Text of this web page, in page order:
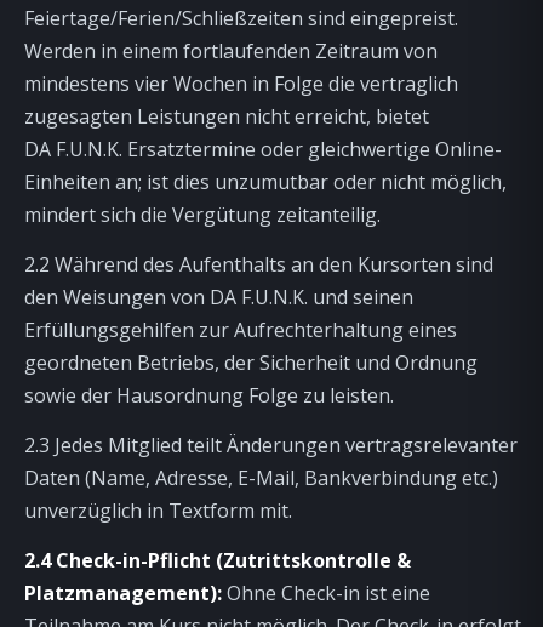
Feiertage/Ferien/Schließzeiten sind eingepreist.
Werden in einem fortlaufenden Zeitraum von
mindestens vier Wochen in Folge die vertraglich
zugesagten Leistungen nicht erreicht, bietet
DA F.U.N.K. Ersatztermine oder gleichwertige Online-
Einheiten an; ist dies unzumutbar oder nicht möglich,
mindert sich die Vergütung zeitanteilig.
2.2 Während des Aufenthalts an den Kursorten sind
den Weisungen von DA F.U.N.K. und seinen
Erfüllungsgehilfen zur Aufrechterhaltung eines
geordneten Betriebs, der Sicherheit und Ordnung
sowie der Hausordnung Folge zu leisten.
2.3 Jedes Mitglied teilt Änderungen vertragsrelevanter
Daten (Name, Adresse, E-Mail, Bankverbindung etc.)
unverzüglich in Textform mit.
2.4 Check-in-Pflicht (Zutrittskontrolle &
Platzmanagement):Ohne Check-in ist eine